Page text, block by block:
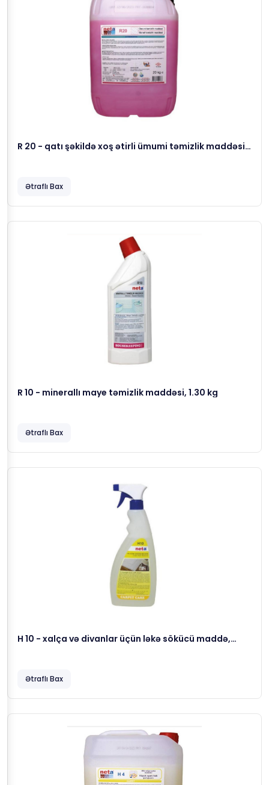
R 20 - qatı şəkildə xoş ətirli ümumi təmizlik maddəsi,
Ətraflı Bax
R 10 - minerallı maye təmizlik maddəsi, 1.30 kg
Ətraflı Bax
H 10 - xalça və divanlar üçün ləkə sökücü maddə,
Ətraflı Bax